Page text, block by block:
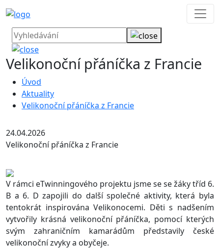
Velikonoční přáníčka z Francie
Úvod
Aktuality
Velikonoční přáníčka z Francie
24.04.2026
Velikonoční přáníčka z Francie
V rámci eTwinningového projektu jsme se se žáky tříd 6.
B a 6. D zapojili do další společné aktivity, která byla
tentokrát inspirována Velikonocemi. Děti s nadšením
vytvořily krásná velikonoční přáníčka, pomocí kterých
svým zahraničním kamarádům představily české
velikonoční zvyky a obyčeje.